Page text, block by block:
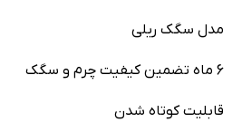
مدل سگک ریلی
6 ماه تضمین کیفیت چرم و سگک
قابلیت کوتاه شدن